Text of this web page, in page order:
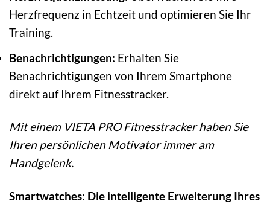
Herzfrequenz in Echtzeit und optimieren Sie Ihr
Training.
Benachrichtigungen: Erhalten Sie
Benachrichtigungen von Ihrem Smartphone
direkt auf Ihrem Fitnesstracker.
Mit einem VIETA PRO Fitnesstracker haben Sie
Ihren persönlichen Motivator immer am
Handgelenk.
Smartwatches: Die intelligente Erweiterung Ihres